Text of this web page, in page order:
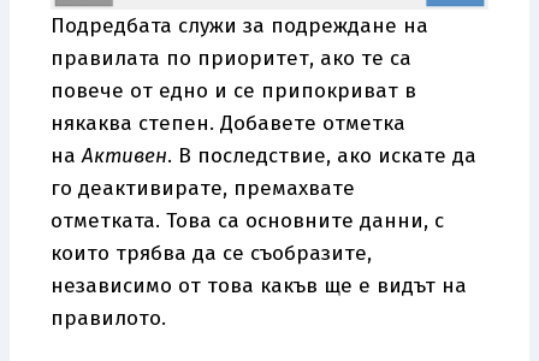
Подредбата служи за подреждане на
правилата по приоритет, ако те са
повече от едно и се припокриват в
някаква степен. Добавете отметка
наАктивен. В последствие, ако искате да
го деактивирате, премахвате
отметката. Това са основните данни, с
които трябва да се съобразите,
независимо от това какъв ще е видът на
правилото.